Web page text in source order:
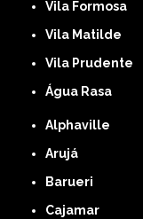
Vila Formosa
Vila Matilde
Vila Prudente
Água Rasa
Alphaville
Arujá
Barueri
Cajamar